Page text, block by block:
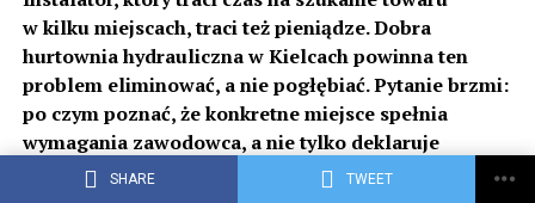
SHARE TWEET
w kilku miejscach, traci też pieniądze. Dobra
hurtownia hydrauliczna w Kielcach powinna ten
problem eliminować, a nie pogłębiać. Pytanie brzmi:
po czym poznać, że konkretne miejsce spełnia
wymagania zawodowca, a nie tylko deklaruje
szeroką ofertę?